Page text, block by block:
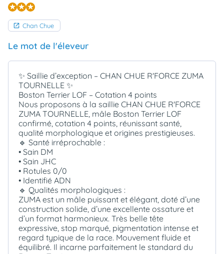
Chan Chue
Le mot de l'éleveur
✨ Saillie d’exception – CHAN CHUE R'FORCE ZUMA
TOURNELLE ✨
Boston Terrier LOF – Cotation 4 points
Nous proposons à la saillie CHAN CHUE R'FORCE
ZUMA TOURNELLE, mâle Boston Terrier LOF
confirmé, cotation 4 points, réunissant santé,
qualité morphologique et origines prestigieuses.
🔹 Santé irréprochable :
• Sain DM
• Sain JHC
• Rotules 0/0
• Identifié ADN
🔹 Qualités morphologiques :
ZUMA est un mâle puissant et élégant, doté d’une
construction solide, d’une excellente ossature et
d’un format harmonieux. Très belle tête
expressive, stop marqué, pigmentation intense et
regard typique de la race. Mouvement fluide et
équilibré. Il incarne parfaitement le standard du